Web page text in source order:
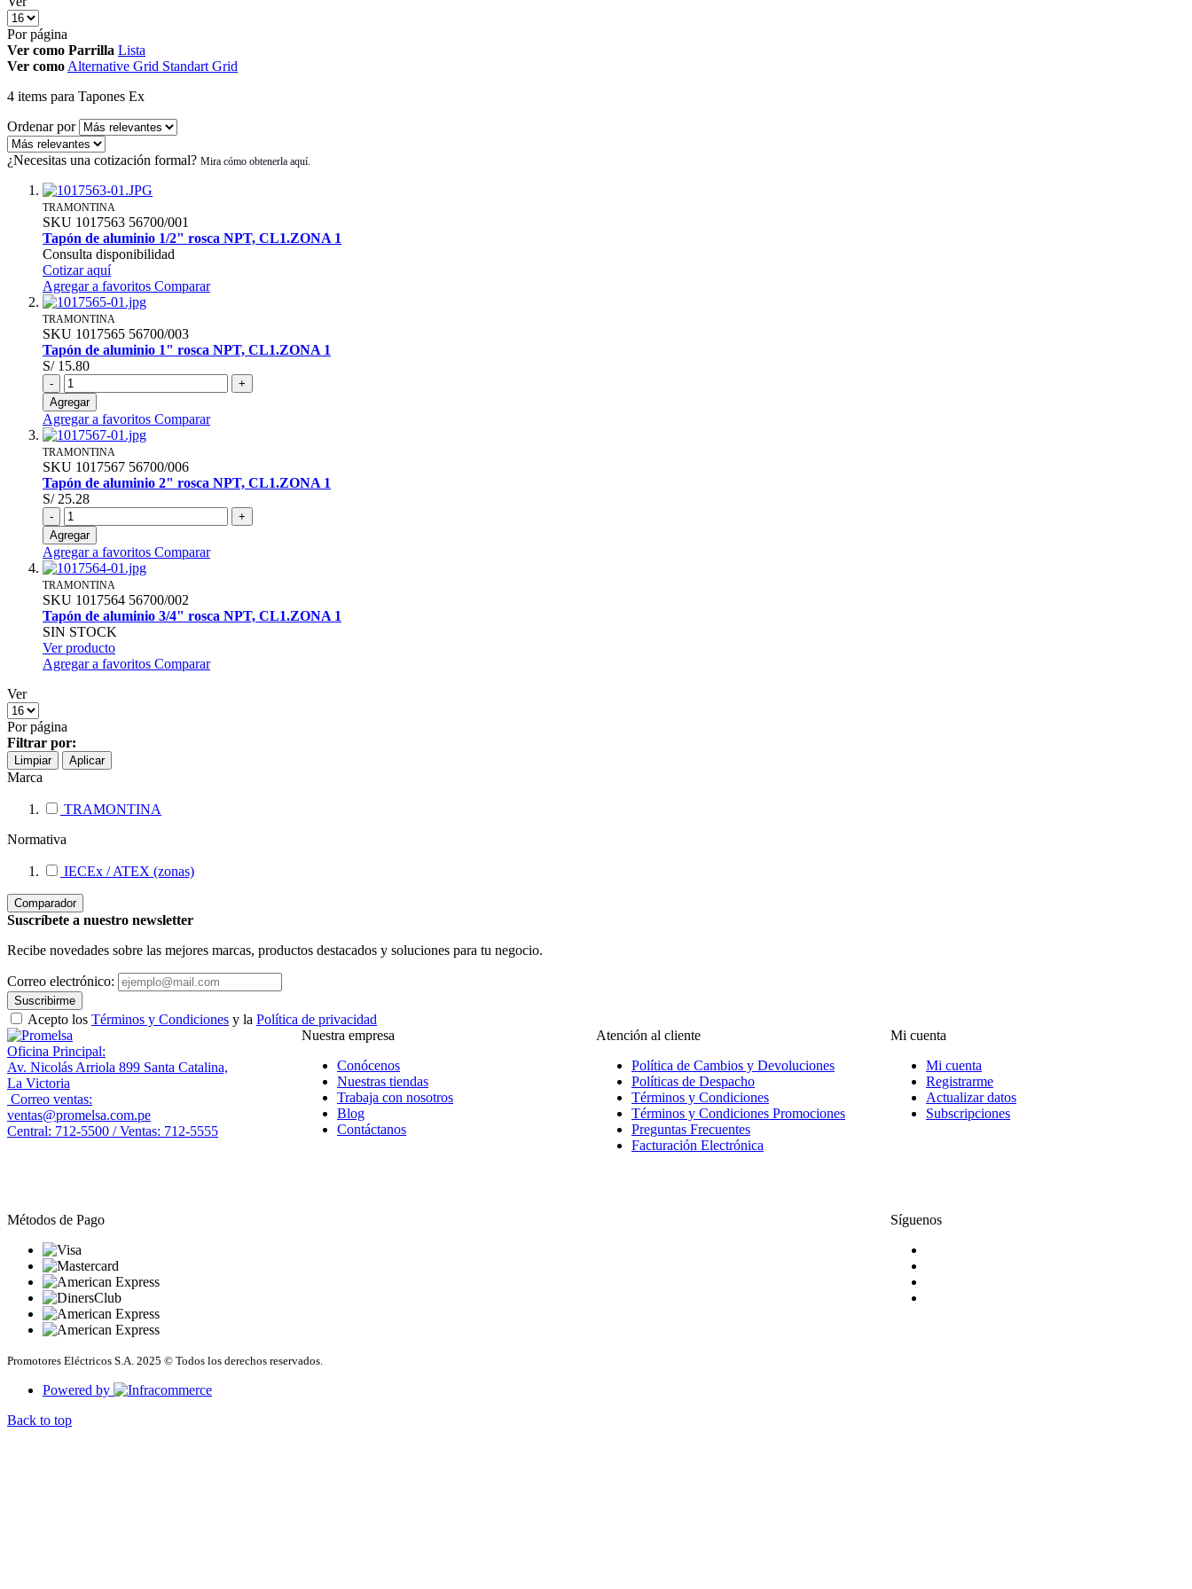
Por página
Ver como Parrilla Lista
Ver como Alternative Grid Standart Grid
4 items para Tapones Ex
Ordenar por
¿Necesitas una cotización formal?
TRAMONTINA
SKU 1017563 56700/001
Tapón de aluminio 1/2" rosca NPT, CL1.ZONA 1
Consulta disponibilidad
Cotizar aquí
Agregar a favoritos Comparar
TRAMONTINA
SKU 1017565 56700/003
Tapón de aluminio 1" rosca NPT, CL1.ZONA 1
S/ 15.80
-
+
Agregar
Agregar a favoritos Comparar
TRAMONTINA
SKU 1017567 56700/006
Tapón de aluminio 2" rosca NPT, CL1.ZONA 1
S/ 25.28
-
+
Agregar
Agregar a favoritos Comparar
TRAMONTINA
SKU 1017564 56700/002
Tapón de aluminio 3/4" rosca NPT, CL1.ZONA 1
SIN STOCK
Ver producto
Agregar a favoritos Comparar
Ver
Por página
Filtrar por:
Limpiar Aplicar
Marca
TRAMONTINA
Normativa
IECEx / ATEX (zonas)
Comparador
Suscríbete a nuestro newsletter
Recibe novedades sobre las mejores marcas, productos destacados y soluciones para tu negocio.
Correo electrónico:
Suscribirme
Acepto los Términos y Condiciones y la Política de privacidad
Oficina Principal:
Av. Nicolás Arriola 899 Santa Catalina,
La Victoria
Correo ventas:
ventas@promelsa.com.pe
Central: 712-5500 / Ventas: 712-5555
Nuestra empresa
Conócenos
Nuestras tiendas
Trabaja con nosotros
Blog
Contáctanos
Atención al cliente
Política de Cambios y Devoluciones
Políticas de Despacho
Términos y Condiciones
Términos y Condiciones Promociones
Preguntas Frecuentes
Facturación Electrónica
Mi cuenta
Mi cuenta
Registrarme
Actualizar datos
Subscripciones
Métodos de Pago Síguenos
Promotores Eléctricos S.A. 2025 © Todos los derechos reservados.
Powered by
Back to top